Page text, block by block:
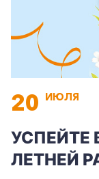
20 ИЮЛЯ
УСПЕЙТЕ
ЛЕТНЕЙ